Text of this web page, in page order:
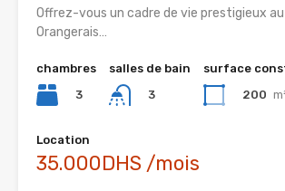
Offrez-vous un cadre de vie prestigieux
Orangerais…
chambres
3
salles de bain
3
surface
200
Location
35.000DHS /mois